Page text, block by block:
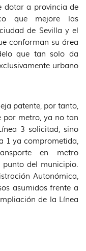
dotar a provincia de
que mejore las
de Sevilla y el
conforman su área
que tan solo da
urbano
patente, por tanto,
por metro, ya no tan
3 solicitad, sino
1 ya comprometida,
en metro
punto del municipio.
Autonómica,
asumidos frente a
de la Línea